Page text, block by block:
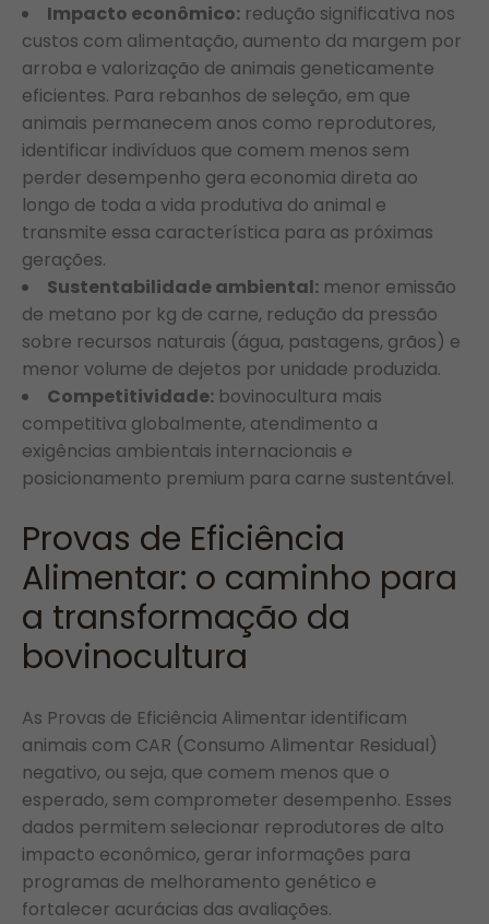
Impacto econômico: redução significativa nos
custos com alimentação, aumento da margem por
arroba e valorização de animais geneticamente
eficientes. Para rebanhos de seleção, em que
animais permanecem anos como reprodutores,
identificar indivíduos que comem menos sem
perder desempenho gera economia direta ao
longo de toda a vida produtiva do animal e
transmite essa característica para as próximas
gerações.
Sustentabilidade ambiental: menor emissão
de metano por kg de carne, redução da pressão
sobre recursos naturais (água, pastagens, grãos) e
menor volume de dejetos por unidade produzida.
Competitividade: bovinocultura mais
competitiva globalmente, atendimento a
exigências ambientais internacionais e
posicionamento premium para carne sustentável.
Provas de Eficiência
Alimentar: o caminho para
a transformação da
bovinocultura
As Provas de Eficiência Alimentar identificam
animais com CAR (Consumo Alimentar Residual)
negativo, ou seja, que comem menos que o
esperado, sem comprometer desempenho. Esses
dados permitem selecionar reprodutores de alto
impacto econômico, gerar informações para
programas de melhoramento genético e
fortalecer acurácias das avaliações.